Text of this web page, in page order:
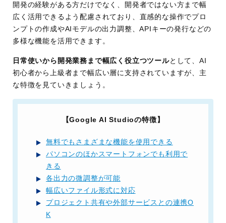
開発の経験がある方だけでなく、開発者ではない方まで幅
広く活用できるよう配慮されており、直感的な操作でプロ
ンプトの作成やAIモデルの出力調整、APIキーの発行などの
多様な機能を活用できます。
日常使いから開発業務まで幅広く役立つツールとして、AI
初心者から上級者まで幅広い層に支持されていますが、主
な特徴を見ていきましょう。
【Google AI Studioの特徴】
無料でもさまざまな機能を使用できる
パソコンのほかスマートフォンでも利用で
きる
各出力の微調整が可能
幅広いファイル形式に対応
プロジェクト共有や外部サービスとの連携O
K